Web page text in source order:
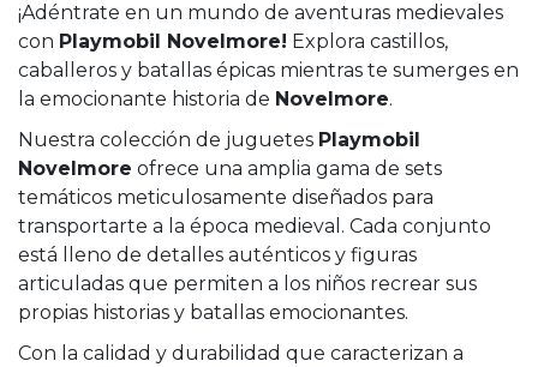
¡Adéntrate en un mundo de aventuras medievales
con Playmobil Novelmore! Explora castillos,
caballeros y batallas épicas mientras te sumerges en
la emocionante historia de Novelmore.
Nuestra colección de juguetes Playmobil
Novelmore ofrece una amplia gama de sets
temáticos meticulosamente diseñados para
transportarte a la época medieval. Cada conjunto
está lleno de detalles auténticos y figuras
articuladas que permiten a los niños recrear sus
propias historias y batallas emocionantes.
Con la calidad y durabilidad que caracterizan a